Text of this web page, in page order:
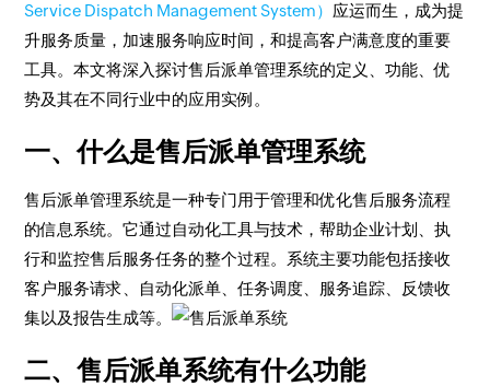
Service Dispatch Management System） 应运而生，成为提
升服务质量，加速服务响应时间，和提高客户满意度的重要
工具。本文将深入探讨售后派单管理系统的定义、功能、优
势及其在不同行业中的应用实例。
一、什么是售后派单管理系统
售后派单管理系统是一种专门用于管理和优化售后服务流程
的信息系统。它通过自动化工具与技术，帮助企业计划、执
行和监控售后服务任务的整个过程。系统主要功能包括接收
客户服务请求、自动化派单、任务调度、服务追踪、反馈收
集以及报告生成等。
二、售后派单系统有什么功能